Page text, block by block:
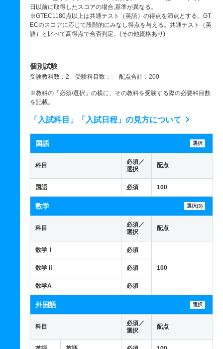
日以前に取得したスコアの場合,基準が異なる。
※GTEC1180点以上は共通テスト（英語）の得点を満点とする。GT
ECのスコアに応じて段階的にみなし得点を与える。共通テスト（英
語）と比べて高得点で合否判定。(その他資格あり)
個別試験
受験教科数：2 受験科目数：- 配点合計：200
※教科の「必須/選択」の横に、その教科を受験する際の必要科目数
を記載。
「入試科目」「入試日程」の見方について
国語 選択
科目
必須／
選択
配点
国語 必須 100
数学 選択(3)
科目
必須／
選択
配点
数学Ⅰ 必須
100
数学Ⅱ 必須
数学A 必須
外国語 選択
科目
必須／
選択
配点